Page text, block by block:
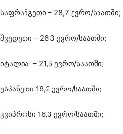
საფრანგეთი – 28,7 ევრო/საათში;
შვედეთი – 26,3 ევრო/საათში;
იტალია – 21,5 ევრო/საათში;
ესპანეთი 18,2 ევრო/საათში;
კვიპროსი 16,3 ევრო/საათში;